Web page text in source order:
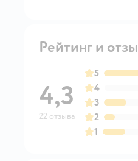
Рейтинг и
4,3
22 отзыва
5
4
3
2
1